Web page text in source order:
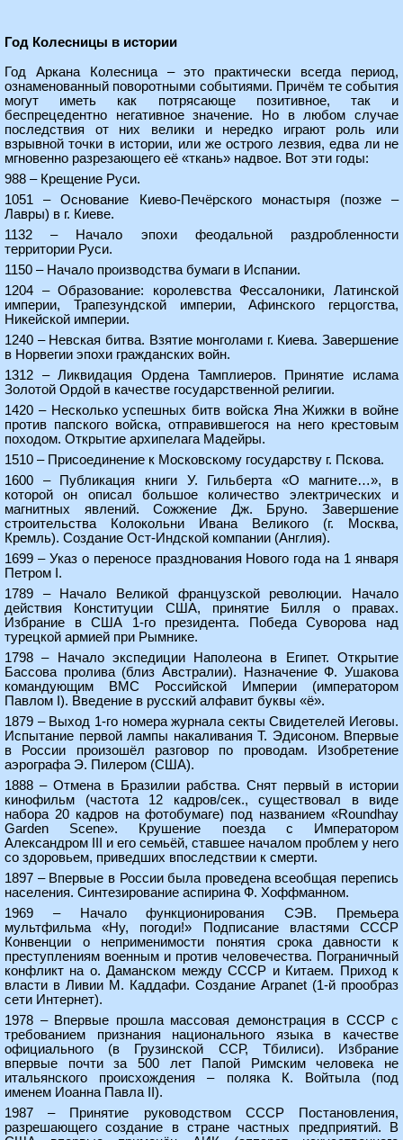
Год Колесницы в истории
Год Аркана Колесница – это практически всегда период,
ознаменованный поворотными событиями. Причём те события
могут иметь как потрясающе позитивное, так и
беспрецедентно негативное значение. Но в любом случае
последствия от них велики и нередко играют роль или
взрывной точки в истории, или же острого лезвия, едва ли не
мгновенно разрезающего её «ткань» надвое. Вот эти годы:
988 – Крещение Руси.
1051 – Основание Киево-Печёрского монастыря (позже –
Лавры) в г. Киеве.
1132 – Начало эпохи феодальной раздробленности
территории Руси.
1150 – Начало производства бумаги в Испании.
1204 – Образование: королевства Фессалоники, Латинской
империи, Трапезундской империи, Афинского герцогства,
Никейской империи.
1240 – Невская битва. Взятие монголами г. Киева. Завершение
в Норвегии эпохи гражданских войн.
1312 – Ликвидация Ордена Тамплиеров. Принятие ислама
Золотой Ордой в качестве государственной религии.
1420 – Несколько успешных битв войска Яна Жижки в войне
против папского войска, отправившегося на него крестовым
походом. Открытие архипелага Мадейры.
1510 – Присоединение к Московскому государству г. Пскова.
1600 – Публикация книги У. Гильберта «О магните…», в
которой он описал большое количество электрических и
магнитных явлений. Сожжение Дж. Бруно. Завершение
строительства Колокольни Ивана Великого (г. Москва,
Кремль). Создание Ост-Индской компании (Англия).
1699 – Указ о переносе празднования Нового года на 1 января
Петром I.
1789 – Начало Великой французской революции. Начало
действия Конституции США, принятие Билля о правах.
Избрание в США 1-го президента. Победа Суворова над
турецкой армией при Рымнике.
1798 – Начало экспедиции Наполеона в Египет. Открытие
Бассова пролива (близ Австралии). Назначение Ф. Ушакова
командующим ВМС Российской Империи (императором
Павлом I). Введение в русский алфавит буквы «ё».
1879 – Выход 1-го номера журнала секты Свидетелей Иеговы.
Испытание первой лампы накаливания Т. Эдисоном. Впервые
в России произошёл разговор по проводам. Изобретение
аэрографа Э. Пилером (США).
1888 – Отмена в Бразилии рабства. Снят первый в истории
кинофильм (частота 12 кадров/сек., существовал в виде
набора 20 кадров на фотобумаге) под названием «Roundhay
Garden Scene». Крушение поезда с Императором
Александром III и его семьёй, ставшее началом проблем у него
со здоровьем, приведших впоследствии к смерти.
1897 – Впервые в России была проведена всеобщая перепись
населения. Синтезирование аспирина Ф. Хоффманном.
1969 – Начало функционирования СЭВ. Премьера
мультфильма «Ну, погоди!» Подписание властями СССР
Конвенции о неприменимости понятия срока давности к
преступлениям военным и против человечества. Пограничный
конфликт на о. Даманском между СССР и Китаем. Приход к
власти в Ливии М. Каддафи. Создание Arpanet (1-й прообраз
сети Интернет).
1978 – Впервые прошла массовая демонстрация в СССР с
требованием признания национального языка в качестве
официального (в Грузинской ССР, Тбилиси). Избрание
впервые почти за 500 лет Папой Римским человека не
итальянского происхождения – поляка К. Войтыла (под
именем Иоанна Павла II).
1987 – Принятие руководством СССР Постановления,
разрешающего создание в стране частных предприятий. В